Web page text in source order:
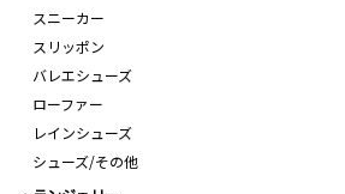
スニーカー
スリッポン
バレエシューズ
ローファー
レインシューズ
シューズ/その他